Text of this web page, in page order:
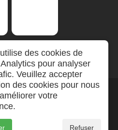
des cookies de
pour analyser
Veuillez accepter
des cookies pour nous
votre
Refuser